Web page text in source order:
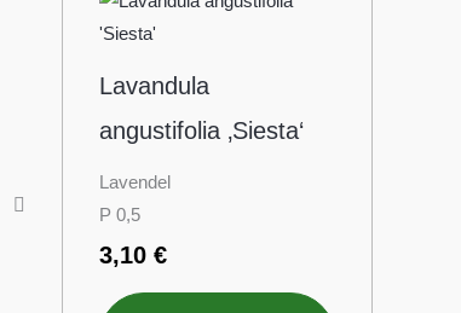
Lavandula
angustifolia ‚Siesta‘
Lavendel
P 0,5
3,10 €